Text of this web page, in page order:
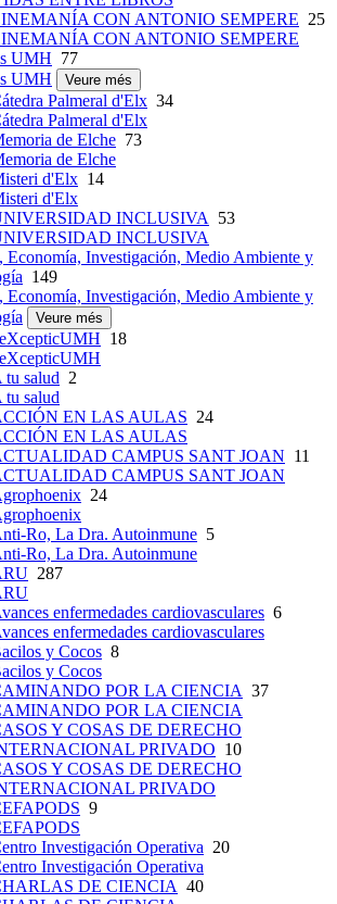
CON ANTONIO SEMPERE 25
CON ANTONIO SEMPERE
UMH 77
UMH
Veure més
Palmeral d'Elx 34
Palmeral d'Elx
de Elche 73
de Elche
d'Elx 14
d'Elx
INCLUSIVA
53
INCLUSIVA
Economía, Investigación, Medio Ambiente y
149
Economía, Investigación, Medio Ambiente y
Veure més
18
tu salud 2
tu salud
EN LAS AULAS 24
EN LAS AULAS
CAMPUS SANT JOAN 11
CAMPUS SANT JOAN
24
Ro, La Dra. Autoinmune 5
Ro, La Dra. Autoinmune
287
enfermedades cardiovasculares 6
enfermedades cardiovasculares
y Cocos 8
y Cocos
POR LA CIENCIA 37
POR LA CIENCIA
Y COSAS DE DERECHO
PRIVADO 10
Y COSAS DE DERECHO
PRIVADO
9
Investigación Operativa 20
Investigación Operativa
DE CIENCIA 40